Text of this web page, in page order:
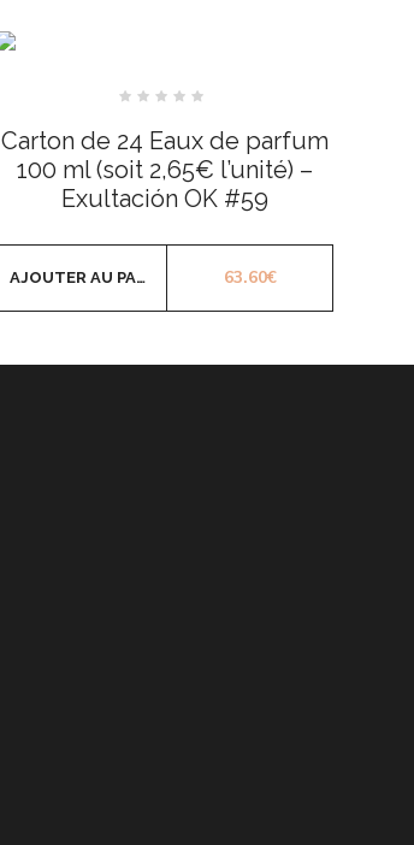
sur
5
Carton de 24 Eaux de parfum
100 ml (soit 2,65€ l’unité) –
Exultación OK #59
63.60€
AJOUTER AU PANIER